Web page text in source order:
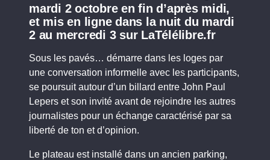
mardi 2 octobre en fin d’après midi,
et mis en ligne dans la nuit du mardi
2 au mercredi 3 sur LaTélélibre.fr
Sous les pavés… démarre dans les loges par
une conversation informelle avec les participants,
se poursuit autour d’un billard entre John Paul
Lepers et son invité avant de rejoindre les autres
journalistes pour un échange caractérisé par sa
liberté de ton et d’opinion.
Le plateau est installé dans un ancien parking,